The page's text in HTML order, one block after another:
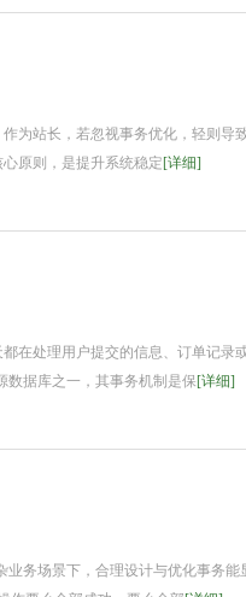
为站长，若忽视事务优化，轻则导
原则，是提升系统稳定[详细]
在处理用户提交的信息、订单记录
数据库之一，其事务机制是保[详细]
务场景下，合理设计与优化事务能